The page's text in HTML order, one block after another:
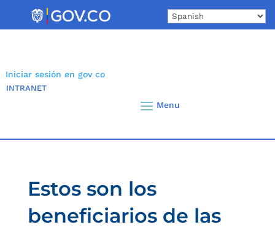
Iniciar sesión en gov co
INTRANET
Estos son los
beneficiarios de las